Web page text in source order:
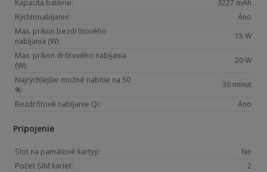
Kapacita batérie:
3227 mAh
Rýchlonabíjanie:
Áno
Max. príkon bezdrôtového
nabíjania (W):
15 W
Max. príkon drôtového nabíjania
(W):
20 W
Najrýchlejšie možné nabitie na 50
%:
30 minut
Bezdrôtové nabíjanie Qi:
Áno
Pripojenie
Slot na pamäťové kartyy:
Ne
Počet SIM kariet:
2